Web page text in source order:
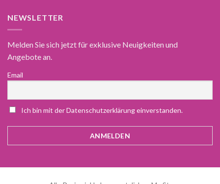
NEWSLETTER
Melden Sie sich jetzt für exklusive Neuigkeiten und
Angebote an.
Email
Ich bin mit der Datenschutzerklärung einverstanden.